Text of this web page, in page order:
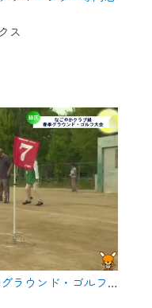
ス
【緑区】なごやかクラブ緑 春季グラウンド・ゴルフ大会